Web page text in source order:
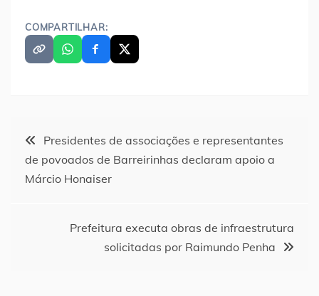
COMPARTILHAR:
Navegação
de
Presidentes de associações e representantes
de povoados de Barreirinhas declaram apoio a
Márcio Honaiser
Prefeitura executa obras de infraestrutura
solicitadas por Raimundo Penha